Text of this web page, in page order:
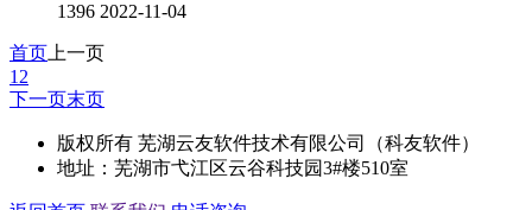
1396 2022-11-04
首页 上一页
1 2
下一页末页
版权所有 芜湖云友软件技术有限公司（科友软件）
地址：芜湖市弋江区云谷科技园3#楼510室